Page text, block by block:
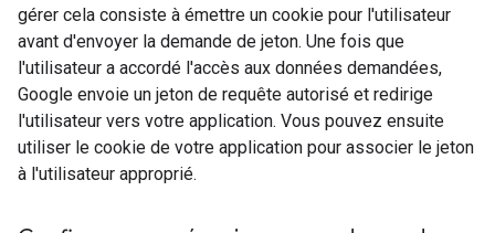
gérer cela consiste à émettre un cookie pour l'utilisateur
avant d'envoyer la demande de jeton. Une fois que
l'utilisateur a accordé l'accès aux données demandées,
Google envoie un jeton de requête autorisé et redirige
l'utilisateur vers votre application. Vous pouvez ensuite
utiliser le cookie de votre application pour associer le jeton
à l'utilisateur approprié.